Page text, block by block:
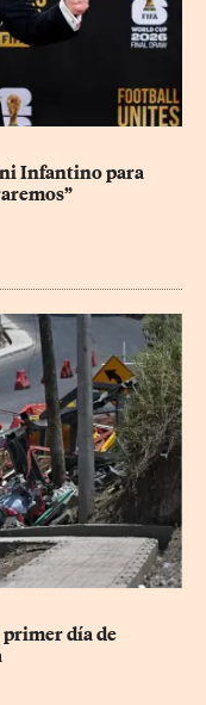
Infantino para
primer día de